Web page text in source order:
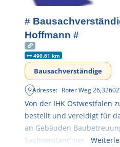
#
Hoffmann #
490.61 km
Bausachverständige
Adresse: Roter Weg 26,32602
Von der IHK Ostwestfalen
bestellt und vereidigt für
an Gebäuden
Sachverständiger